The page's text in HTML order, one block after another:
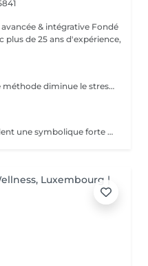
plus de 25 ans d'expérience,
famille , enfant , individuelle Cette méthode diminue le stress, relâche les blocages émotionnels, calme les douleurs physiques, et vous amener à un bien-être général, ainsi qu'une paix intérieure. Libère les blocages énergétiques, renforce le système immunitaire, atténue la douleur et élimine les toxines du corps
Chaque nombre et chiffre possèdent une symbolique forte et connue depuis la nuit des temps. Plusieurs outils sont à votre disposition pour découvrir votre personnalité, votre avenir ou tout simplement trouver des réponses précises à vos questions.